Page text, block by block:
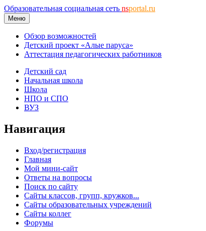
Образовательная социальная сеть nsportal.ru
Меню
Обзор возможностей
Детский проект «Алые паруса»
Аттестация педагогических работников
Детский сад
Начальная школа
Школа
НПО и СПО
ВУЗ
Навигация
Вход/регистрация
Главная
Мой мини-сайт
Ответы на вопросы
Поиск по сайту
Сайты классов, групп, кружков...
Сайты образовательных учреждений
Сайты коллег
Форумы